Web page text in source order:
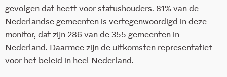
gevolgen dat heeft voor statushouders. 81% van de
Nederlandse gemeenten is vertegenwoordigd in deze
monitor, dat zijn 286 van de 355 gemeenten in
Nederland. Daarmee zijn de uitkomsten representatief
voor het beleid in heel Nederland.